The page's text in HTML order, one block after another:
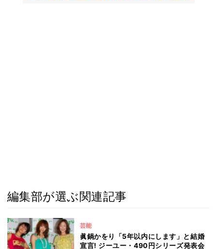
編集部が選ぶ関連記事
芸能
眞鍋かをり「5年以内にします」と結婚
宣言! ジーユー・490円シリーズ発表会